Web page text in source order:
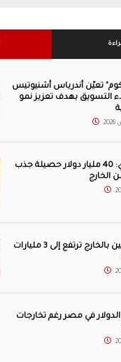
تعيّن أندرياس أشنيوتيس
التسويق بهدف تعزيز نمو
"المركزي" الهندي: 40 مليار دولار حصيلة جذب
الخارج
تحويلات التونسيين بالخارج ترتفع إلى 3 مليارات
في مصر رغم تخارجات